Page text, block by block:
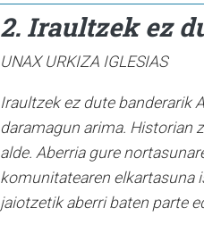
2. Iraultzek ez
UNAX URKIZA IGLESIAS
Iraultzek ez dute banderarik
daramagun arima. Historian
alde. Aberria gure
komunitatearen elkartasuna
jaiotzetik aberri baten parte